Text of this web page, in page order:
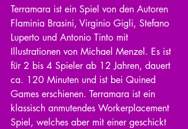
Terramara ist ein Spiel von den Autoren
Flaminia Brasini, Virginio Gigli, Stefano
Luperto und Antonio Tinto mit
Illustrationen von Michael Menzel. Es ist
für 2 bis 4 Spieler ab 12 Jahren, dauert
ca. 120 Minuten und ist bei Quined
Games erschienen. Terramara ist ein
klassisch anmutendes Workerplacement
Spiel, welches aber mit einer geschickt